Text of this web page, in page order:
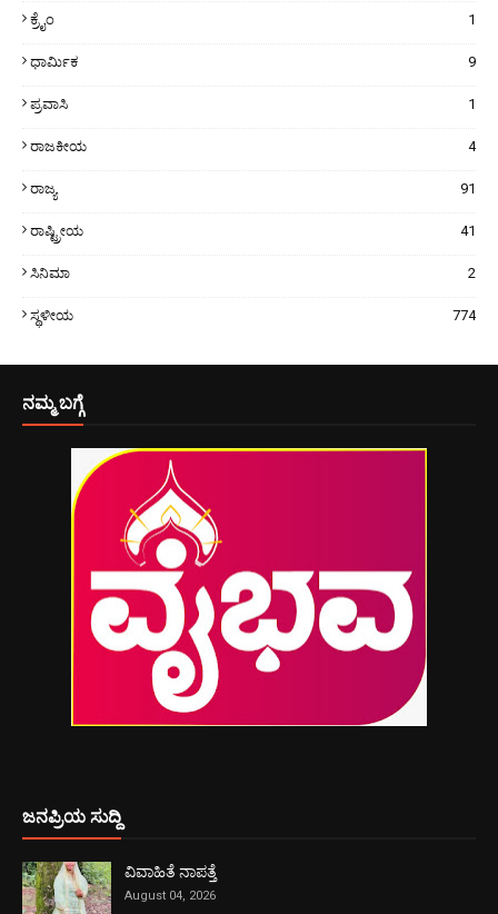
ಕ್ರೈಂ 1
ಧಾರ್ಮಿಕ 9
ಪ್ರವಾಸಿ 1
ರಾಜಕೀಯ 4
ರಾಜ್ಯ 91
ರಾಷ್ಟ್ರೀಯ 41
ಸಿನಿಮಾ 2
ಸ್ಥಳೀಯ 774
ನಮ್ಮ ಬಗ್ಗೆ
ಜನಪ್ರಿಯ ಸುದ್ದಿ
ವಿವಾಹಿತೆ ನಾಪತ್ತೆ
August 04, 2026